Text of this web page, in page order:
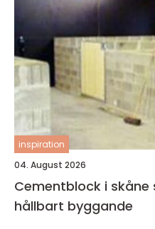
inspiration
04. August 2026
Cementblock i skåne smarta lösningar för
hållbart byggande